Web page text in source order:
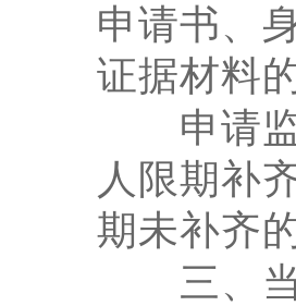
申请书、
证据材料
申请监
人限期补
期未补齐
三、当